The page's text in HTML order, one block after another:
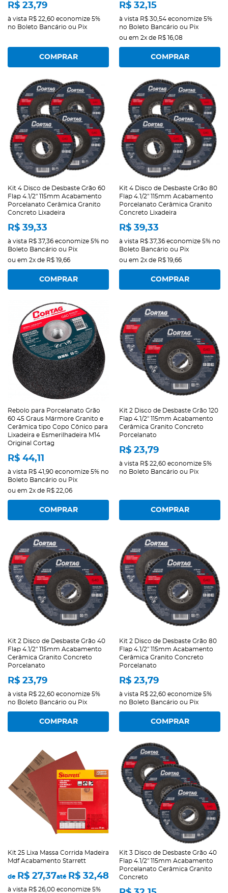
R$ 23,79
à vista R$ 22,60 economize 5%
no Boleto Bancário ou Pix
COMPRAR
R$ 32,15
à vista R$ 30,54 economize 5%
no Boleto Bancário ou Pix
ou em 2x de R$ 16,08
COMPRAR
Kit 4 Disco de Desbaste Grão 60
Flap 4.1/2" 115mm Acabamento
Porcelanato Cerâmica Granito
Concreto Lixadeira
R$ 39,33
à vista R$ 37,36 economize 5% no
Boleto Bancário ou Pix
ou em 2x de R$ 19,66
COMPRAR
Kit 4 Disco de Desbaste Grão 80
Flap 4.1/2" 115mm Acabamento
Porcelanato Cerâmica Granito
Concreto Lixadeira
R$ 39,33
à vista R$ 37,36 economize 5% no
Boleto Bancário ou Pix
ou em 2x de R$ 19,66
COMPRAR
Rebolo para Porcelanato Grão
60 45 Graus Mármore Granito e
Cerâmica tipo Copo Cônico para
Lixadeira e Esmerilhadeira M14
Original Cortag
R$ 44,11
à vista R$ 41,90 economize 5% no
Boleto Bancário ou Pix
ou em 2x de R$ 22,06
COMPRAR
Kit 2 Disco de Desbaste Grão 120
Flap 4.1/2" 115mm Acabamento
Cerâmica Granito Concreto
Porcelanato
R$ 23,79
à vista R$ 22,60 economize 5%
no Boleto Bancário ou Pix
COMPRAR
Kit 2 Disco de Desbaste Grão 40
Flap 4.1/2" 115mm Acabamento
Cerâmica Granito Concreto
Porcelanato
R$ 23,79
à vista R$ 22,60 economize 5%
no Boleto Bancário ou Pix
COMPRAR
Kit 2 Disco de Desbaste Grão 80
Flap 4.1/2" 115mm Acabamento
Cerâmica Granito Concreto
Porcelanato
R$ 23,79
à vista R$ 22,60 economize 5%
no Boleto Bancário ou Pix
COMPRAR
Kit 25 Lixa Massa Corrida Madeira
Mdf Acabamento Starrett
de R$ 27,37até R$ 32,48
à vista R$ 26,00 economize 5%
Kit 3 Disco de Desbaste Grão 40
Flap 4.1/2" 115mm Acabamento
Porcelanato Cerâmica Granito
Concreto